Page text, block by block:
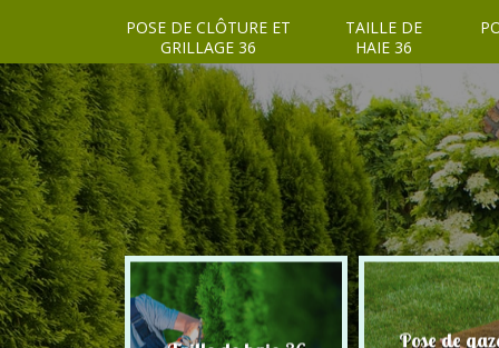
POSE DE CLÔTURE ET
GRILLAGE 36
TAILLE DE
HAIE 36
et Pose de